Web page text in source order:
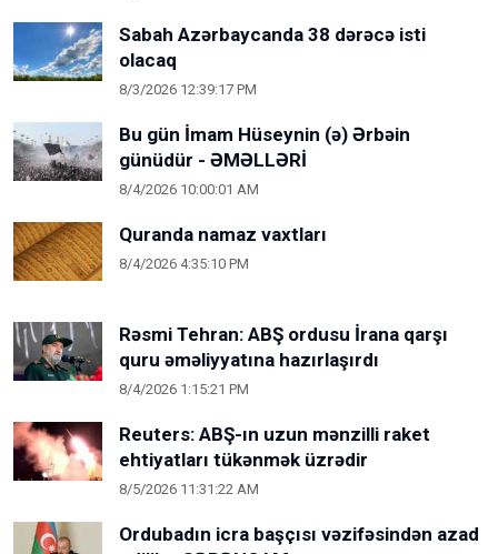
Sabah Azərbaycanda 38 dərəcə isti
olacaq
8/3/2026 12:39:17 PM
Bu gün İmam Hüseynin (ə) Ərbəin
günüdür - ƏMƏLLƏRİ
8/4/2026 10:00:01 AM
Quranda namaz vaxtları
8/4/2026 4:35:10 PM
Rəsmi Tehran: ABŞ ordusu İrana qarşı
quru əməliyyatına hazırlaşırdı
8/4/2026 1:15:21 PM
Reuters: ABŞ-ın uzun mənzilli raket
ehtiyatları tükənmək üzrədir
8/5/2026 11:31:22 AM
Ordubadın icra başçısı vəzifəsindən azad